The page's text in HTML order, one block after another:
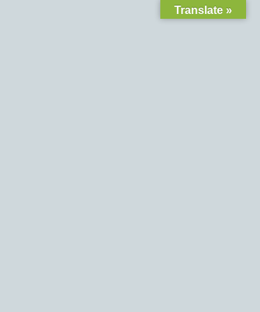
Translate »